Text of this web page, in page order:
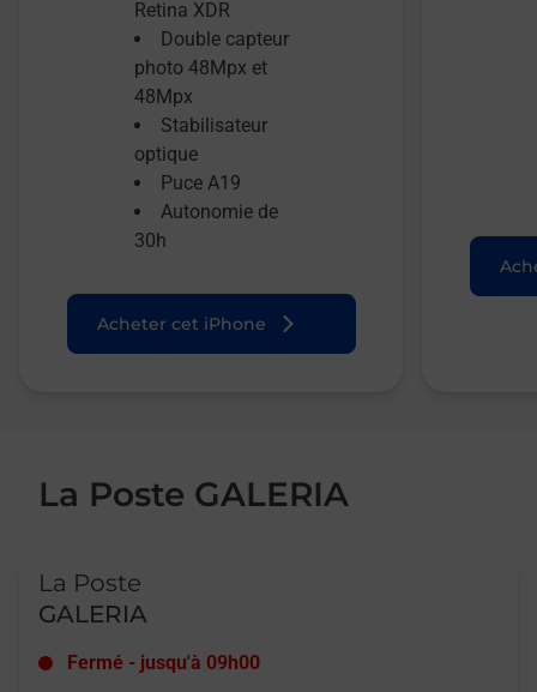
Retina XDR
Double capteur
photo 48Mpx et
48Mpx
Stabilisateur
optique
Puce A19
Autonomie de
30h
Acheter cet iPhone
La Poste GALERIA
La Poste
GALERIA
Fermé - jusqu'à 09h00